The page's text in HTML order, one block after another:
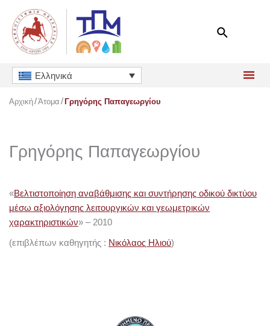
περιεχόμενο
Ελληνικά
Αρχική Άτομα Γρηγόρης Παπαγεωργίου
Γρηγόρης Παπαγεωργίου
«Βελτιστοποίηση αναβάθμισης και συντήρησης οδικού δικτύου
μέσω αξιολόγησης λειτουργικών και γεωμετρικών
χαρακτηριστικών» – 2010
(επιβλέπων καθηγητής : Νικόλαος Ηλιού)